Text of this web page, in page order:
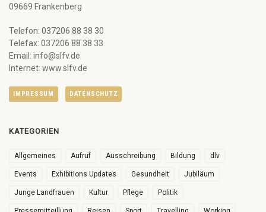
09669 Frankenberg
Telefon: 037206 88 38 30
Telefax: 037206 88 38 33
Email: info@slfv.de
Internet: www.slfv.de
IMPRESSUM DATENSCHUTZ
KATEGORIEN
Allgemeines Aufruf Ausschreibung Bildung dlv
Events Exhibitions Updates Gesundheit Jubiläum
Junge Landfrauen Kultur Pflege Politik